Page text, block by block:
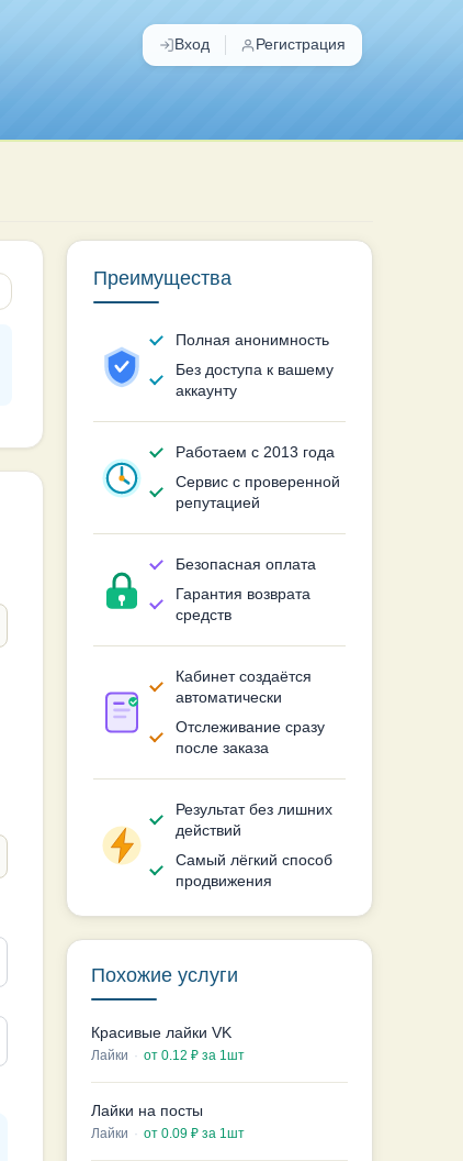
Вход Регистрация
Преимущества
Полная анонимность
Без доступа к вашему
аккаунту
Работаем с 2013 года
Сервис с проверенной
репутацией
Безопасная оплата
Гарантия возврата
средств
Кабинет создаётся
автоматически
Отслеживание сразу
после заказа
Результат без лишних
действий
Самый лёгкий способ
продвижения
Похожие услуги
Красивые лайки VK
Лайки · от 0.12 ₽ за 1шт
Лайки на посты
Лайки · от 0.09 ₽ за 1шт